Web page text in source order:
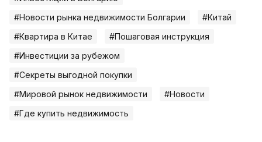
#Новости рынка недвижимости Болгарии
#Китай
#Квартира в Китае
#Пошаговая инструкция
#Инвестиции за рубежом
#Секреты выгодной покупки
#Мировой рынок недвижимости
#Новости
#Где купить недвижимость